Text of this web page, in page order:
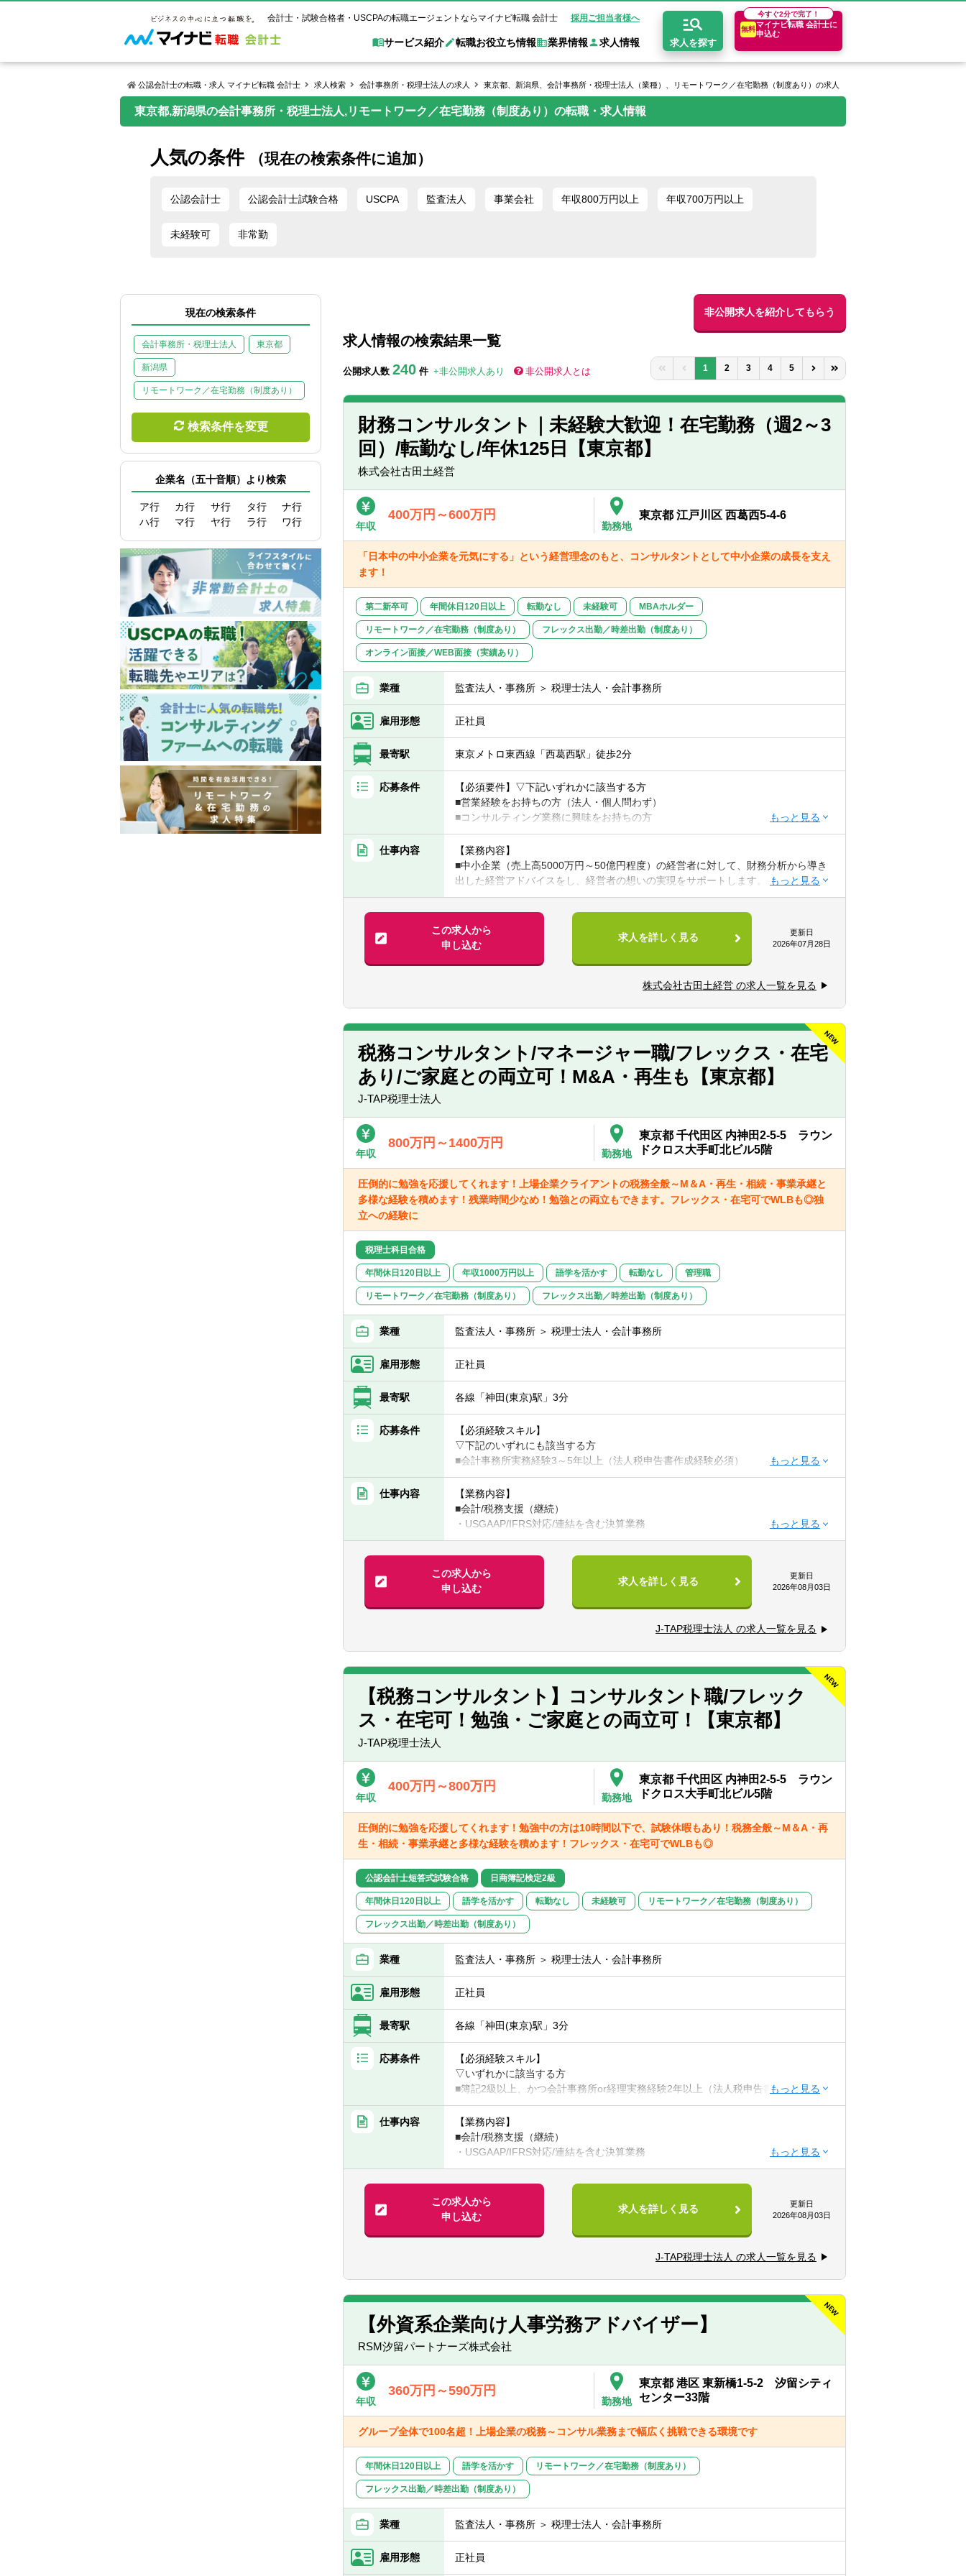
会計士・試験合格者・USCPAの転職エージェントならマイナビ転職 会計士 採用ご担当者様へ
求人を探す
今すぐ2分で完了！
無料
マイナビ転職 会計士に
申込む
サービス紹介
マイナビ転職 会計士とは？
ご利用の流れ
Web面談サービス
転職成功事例
非公開求人とは？
転職お役立ち情報
年齢別転職ポイント
2回目以降の転職の方へ
女性会計士の転職
未経験分野への転職 WEB面接完全ガイド
業界情報
受験資格・申し込み手順
試験合格後の流れ 監査法人 事業会社
求人情報
公認会計士
USCPA（米国公認会計士）
会計事務所・税理士法人 事業会社
東海
公認会計士の転職・求人 マイナビ転職 会計士 求人検索 会計事務所・税理士法人の求人 東京都、新潟県、会計事務所・税理士法人（業種）、リモートワーク／在宅勤務（制度あり）の求人
東京都,新潟県の会計事務所・税理士法人,リモートワーク／在宅勤務（制度あり）の転職・求人情報
人気の条件 （現在の検索条件に追加）
公認会計士 公認会計士試験合格 USCPA 監査法人 事業会社 年収800万円以上 年収700万円以上
未経験可 非常勤
現在の検索条件
会計事務所・税理士法人 東京都
新潟県
リモートワーク／在宅勤務（制度あり）
検索条件を変更
企業名（五十音順）より検索
ア行 カ行 サ行 タ行
ナ行
ハ行
マ行 ヤ行 ラ行 ワ行
求人情報の検索結果一覧
公開求人数 240 件 +非公開求人あり 非公開求人とは
非公開求人を紹介してもらう
1 2 3 4 5
財務コンサルタント｜未経験大歓迎！在宅勤務（週2～3
回）/転勤なし/年休125日【東京都】
株式会社古田土経営
年収
400万円～600万円
勤務地
東京都 江戸川区 西葛西5-4-6
「日本中の中小企業を元気にする」という経営理念のもと、コンサルタントとして中小企業の成長を支え
ます！
第二新卒可 年間休日120日以上 転勤なし 未経験可 MBAホルダー
リモートワーク／在宅勤務（制度あり） フレックス出勤／時差出勤（制度あり）
オンライン面接／WEB面接（実績あり）
業種 監査法人・事務所 ＞ 税理士法人・会計事務所
雇用形態 正社員
最寄駅 東京メトロ東西線「西葛西駅」徒歩2分
応募条件
【必須要件】▽下記いずれかに該当する方
■営業経験をお持ちの方（法人・個人問わず）
■コンサルティング業務に興味をお持ちの方
■中小企業経営者相手に仕事をしたことがある方
■税理士
【求める人物像】
※同社従業員の50%以上は業界未経験者です。
仕事内容
【業務内容】
■中小企業（売上高5000万円～50億円程度）の経営者に対して、財務分析から導き
出した経営アドバイスをし、経営者の想いの実現をサポートします。
■年商規模1億円～10億円以下のお客様が中心。「社員の給与や賞与を上げていきた
い」「労働環境を改善してきたい」と思っている経営者が多いのも特徴で、経営改
善が社員の働きやすさと生活力向上に直結することも多く、やりがいを感じられま
に指導をしてきます。
弊社独自の商品知識さえ覚えてしまえば、お客様から喜ばれるご提案ができる仕組
みが構築されており、未経験でも入社後半年で担当を持ち始め、早い段階から顧客
経営支援の実績を築けます。
【具体的には】
■数字が苦手な社長でも理解できるようにグラフや図を多用した月次決算や経営計画
書を作成します。お客様からの紹介のみで純増出来ているため、新規契約獲得のた
めの営業活動は行いません。
専門的な知識を要する場合は、専門の担当をアサインしますので、深いところまで
経営課題解決にコミットできます。
【教育体制】
入社後は3か月間の研修を受けます。コンサルタントとしての知識・コミュニケーシ
ョン力を問う試験に合格した後、顧客のアサインが始まります。最初は先輩社員と
一緒に顧客を担当し、資料作成の補助や訪問同行など、OJTで実務を学びます。そ
の他、会計・保険・労務・システムなど様々なテーマの勉強会に参加したり、eラー
ニングで自習して、キャッチアップしていくことができます。未経験の方でも活躍
※入社1年後には、月次決算書作成を約10社、訪問を約7社ご担当いただくイメージ
です。
※5年後にはチームリーダーを目指していただきます！
■中小企業の経営者に対して、金融知識を活かし、専門家とも協力しながら、総合的
な経営支援をすることができます。
■会計・財務だけでなく、税務・労務・システムなどの専門知識を身につけることが
できます。また業務を通じて経営企画の経験を積むことができます。
この求人から
申し込む
求人を詳しく見る
更新日
2026年07月28日
株式会社古田土経営 の求人一覧を見る
税務コンサルタント/マネージャー職/フレックス・在宅
あり/ご家庭との両立可！M&A・再生も【東京都】
J-TAP税理士法人
年収
800万円～1400万円
勤務地
東京都 千代田区 内神田2-5-5 ラウン
ドクロス大手町北ビル5階
圧倒的に勉強を応援してくれます！上場企業クライアントの税務全般～M＆A・再生・相続・事業承継と
多様な経験を積めます！残業時間少なめ！勉強との両立もできます。フレックス・在宅可でWLBも◎独
立への経験に
税理士科目合格
年間休日120日以上 年収1000万円以上 語学を活かす 転勤なし 管理職
リモートワーク／在宅勤務（制度あり） フレックス出勤／時差出勤（制度あり）
業種 監査法人・事務所 ＞ 税理士法人・会計事務所
雇用形態 正社員
最寄駅 各線「神田(東京)駅」3分
応募条件
【必須経験スキル】
▽下記のいずれにも該当する方
■会計事務所実務経験3～5年以上（法人税申告書作成経験必須）
■税理士試験の3科目合格者以上（簿財+法人or消費or相続）or公認会計士
【歓迎要件】
■金融業界経験のある方
■ 謙虚さと素直さがある方（コミュニケーションと協力）
■コミュニケーション能力が高く人と信頼関係を構築できる方（コミュニケーション
と協力）
■悪いことも含めあらゆる事象を自己成長機会だと捉えることができる（主体性）
■成長意欲が高い（プロフェッショナリズム）
仕事内容
【業務内容】
■会計/税務支援（継続）
・USGAAP/IFRS対応/連結を含む決算業務
・各種任意/法定監査
・税務顧問（税務相談）
・法人税/消費税/償却資産税の申告代行
・入出金、記帳、給与計算等事務代行
・組織再編ストラクチャーの検討/実行支援
※経験スキルによってお任せする業務は異なります。
この求人から
申し込む
求人を詳しく見る
更新日
2026年08月03日
J-TAP税理士法人 の求人一覧を見る
【税務コンサルタント】コンサルタント職/フレック
ス・在宅可！勉強・ご家庭との両立可！【東京都】
J-TAP税理士法人
年収
400万円～800万円
勤務地
東京都 千代田区 内神田2-5-5 ラウン
ドクロス大手町北ビル5階
圧倒的に勉強を応援してくれます！勉強中の方は10時間以下で、試験休暇もあり！税務全般～M＆A・再
生・相続・事業承継と多様な経験を積めます！フレックス・在宅可でWLBも◎
公認会計士短答式試験合格 日商簿記検定2級
年間休日120日以上 語学を活かす 転勤なし 未経験可 リモートワーク／在宅勤務（制度あり）
フレックス出勤／時差出勤（制度あり）
業種 監査法人・事務所 ＞ 税理士法人・会計事務所
雇用形態 正社員
最寄駅 各線「神田(東京)駅」3分
応募条件
【必須経験スキル】
▽いずれかに該当する方
■簿記2級以上、かつ会計事務所or経理実務経験2年以上（法人税申告書作成経験必
須）
■税理士試験の簿財2科目合格者以上（+法人or消費or相続1科目合格者歓迎）or 公認
会計士or 公認会計士試験短答合格者（実務経験なしでも歓迎）
■コミュニケーション能力が高く人と信頼関係を構築できる方（コミュニケーション
と協力）
■悪いことも含めあらゆる事象を自己成長機会だと捉えることができる（主体性）
■成長意欲が高い（プロフェッショナリズム）
仕事内容
【業務内容】
■会計/税務支援（継続）
・USGAAP/IFRS対応/連結を含む決算業務
・各種任意/法定監査
・税務顧問（税務相談）
・法人税/消費税/償却資産税の申告代行
・入出金、記帳、給与計算等事務代行
・組織再編ストラクチャーの検討/実行支援
※経験スキルによってお任せする業務は異なります。
＜在宅勤務について＞
業務に慣れていただくまでは基本的に出社いただく前提となり、慣れてきてから最
大週1～2日のリモートワークが可能です。
この求人から
申し込む
求人を詳しく見る
更新日
2026年08月03日
J-TAP税理士法人 の求人一覧を見る
【外資系企業向け人事労務アドバイザー】
RSM汐留パートナーズ株式会社
年収
360万円～590万円
勤務地
東京都 港区 東新橋1-5-2 汐留シティ
センター33階
グループ全体で100名超！上場企業の税務～コンサル業務まで幅広く挑戦できる環境です
年間休日120日以上 語学を活かす リモートワーク／在宅勤務（制度あり）
フレックス出勤／時差出勤（制度あり）
業種 監査法人・事務所 ＞ 税理士法人・会計事務所
雇用形態 正社員